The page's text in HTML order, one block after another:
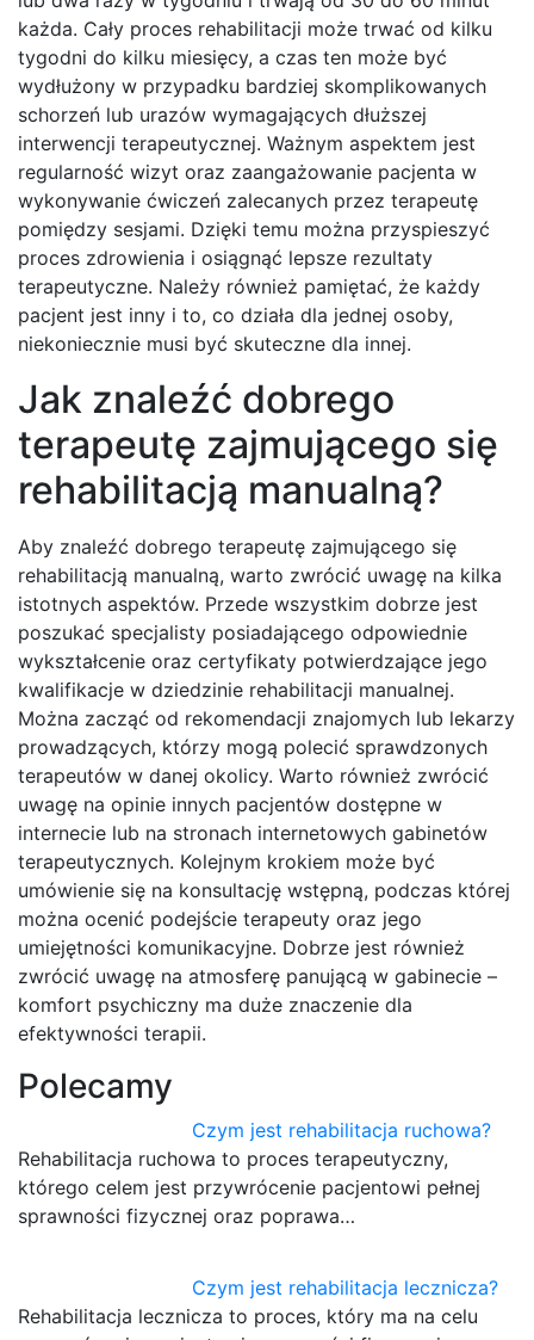
każda. Cały proces rehabilitacji może trwać od kilku
tygodni do kilku miesięcy, a czas ten może być
wydłużony w przypadku bardziej skomplikowanych
schorzeń lub urazów wymagających dłuższej
interwencji terapeutycznej. Ważnym aspektem jest
regularność wizyt oraz zaangażowanie pacjenta w
wykonywanie ćwiczeń zalecanych przez terapeutę
pomiędzy sesjami. Dzięki temu można przyspieszyć
proces zdrowienia i osiągnąć lepsze rezultaty
terapeutyczne. Należy również pamiętać, że każdy
pacjent jest inny i to, co działa dla jednej osoby,
niekoniecznie musi być skuteczne dla innej.
Jak znaleźć dobrego
terapeutę zajmującego się
rehabilitacją manualną?
Aby znaleźć dobrego terapeutę zajmującego się
rehabilitacją manualną, warto zwrócić uwagę na kilka
istotnych aspektów. Przede wszystkim dobrze jest
poszukać specjalisty posiadającego odpowiednie
wykształcenie oraz certyfikaty potwierdzające jego
kwalifikacje w dziedzinie rehabilitacji manualnej.
Można zacząć od rekomendacji znajomych lub lekarzy
prowadzących, którzy mogą polecić sprawdzonych
terapeutów w danej okolicy. Warto również zwrócić
uwagę na opinie innych pacjentów dostępne w
internecie lub na stronach internetowych gabinetów
terapeutycznych. Kolejnym krokiem może być
umówienie się na konsultację wstępną, podczas której
można ocenić podejście terapeuty oraz jego
umiejętności komunikacyjne. Dobrze jest również
zwrócić uwagę na atmosferę panującą w gabinecie –
komfort psychiczny ma duże znaczenie dla
efektywności terapii.
Polecamy
Czym jest rehabilitacja ruchowa?
Rehabilitacja ruchowa to proces terapeutyczny,
którego celem jest przywrócenie pacjentowi pełnej
sprawności fizycznej oraz poprawa…
Czym jest rehabilitacja lecznicza?
Rehabilitacja lecznicza to proces, który ma na celu